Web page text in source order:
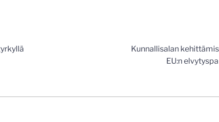
Kunnallisalan
EU:n